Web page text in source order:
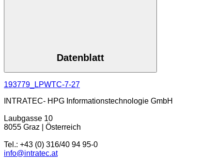
Datenblatt
193779_LPWTC-7-27
INTRATEC- HPG Informationstechnologie GmbH
Laubgasse 10
8055 Graz | Österreich
Tel.: +43 (0) 316/40 94 95-0
info@intratec.at